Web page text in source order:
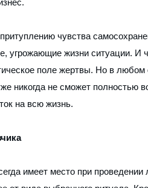
чувства
угрожающие жизни ситуации. И
поле жертвы. Но в любом
никогда не сможет полностью
на всю жизнь.
имеет место при